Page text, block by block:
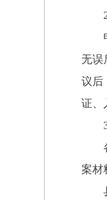
2.
申
无误
议后
证、
3.
各
案材